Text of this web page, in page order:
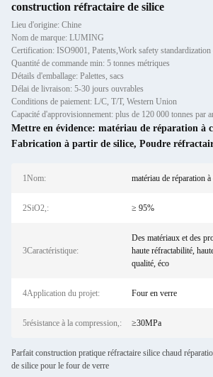
construction réfractaire de silice
Lieu d'origine: Chine
Nom de marque: LUMING
Certification: ISO9001, Patents,Work safety standardization
Quantité de commande min: 5 tonnes métriques
Détails d'emballage: Palettes, sacs
Délai de livraison: 5-30 jours ouvrables
Conditions de paiement: L/C, T/T, Western Union
Mettre en évidence: matériau de réparation à
Fabrication à partir de silice, Poudre
1Nom: matériau de réparation
2SiO2,: ≥ 95%
3Caractéristique:
Des matériaux et des
haute réfractabilité,
qualité, éco
4Application du projet: Four en verre
5résistance à la compression,: ≥30MPa
Parfait construction pratique réfractaire silice chaud
de silice pour le four de verre